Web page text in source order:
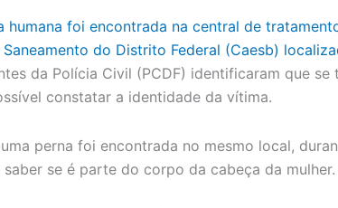
humana foi encontrada na central de
do Distrito Federal (Caesb)
da Polícia Civil (PCDF) identificaram que se
constatar a identidade da vítima.
perna foi encontrada no mesmo local,
se é parte do corpo da cabeça da mulher.